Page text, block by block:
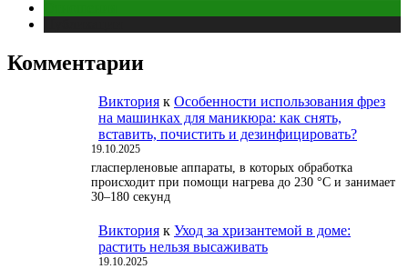
Комментарии
Виктория к Особенности использования фрез
на машинках для маникюра: как снять,
вставить, почистить и дезинфицировать?
19.10.2025
гласперленовые аппараты, в которых обработка
происходит при помощи нагрева до 230 °С и занимает
30–180 секунд
Виктория к Уход за хризантемой в доме:
растить нельзя высаживать
19.10.2025